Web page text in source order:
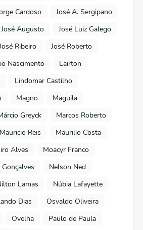
Cardoso
José A. Sergipano
José Augusto
José Luiz Galego
Ribeiro
José Roberto
Nascimento
Lairton
Lindomar Castilho
Magno
Maguila
Greyck
Marcos Roberto
Mauricio Reis
Maurilio Costa
Alves
Moacyr Franco
Nelson Ned
Lamas
Núbia Lafayette
Dias
Osvaldo Oliveira
Ovelha
Paulo de Paula